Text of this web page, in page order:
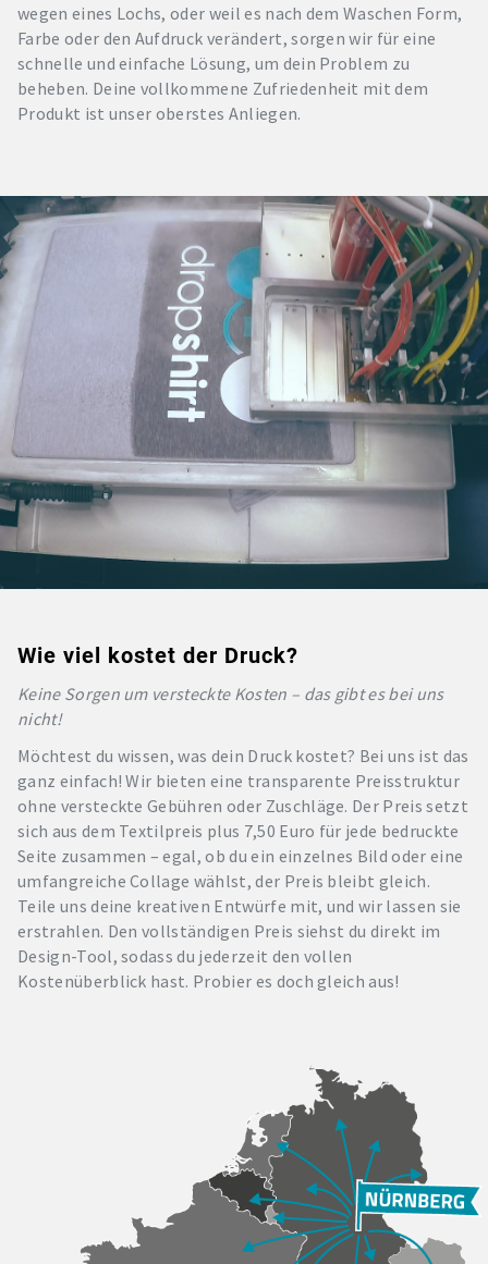
wegen eines Lochs, oder weil es nach dem Waschen Form,
Farbe oder den Aufdruck verändert, sorgen wir für eine
schnelle und einfache Lösung, um dein Problem zu
beheben. Deine vollkommene Zufriedenheit mit dem
Produkt ist unser oberstes Anliegen.
Wie viel kostet der Druck?
Keine Sorgen um versteckte Kosten – das gibt es bei uns
nicht!
Möchtest du wissen, was dein Druck kostet? Bei uns ist das
ganz einfach! Wir bieten eine transparente Preisstruktur
ohne versteckte Gebühren oder Zuschläge. Der Preis setzt
sich aus dem Textilpreis plus 7,50 Euro für jede bedruckte
Seite zusammen – egal, ob du ein einzelnes Bild oder eine
umfangreiche Collage wählst, der Preis bleibt gleich.
Teile uns deine kreativen Entwürfe mit, und wir lassen sie
erstrahlen. Den vollständigen Preis siehst du direkt im
Design-Tool, sodass du jederzeit den vollen
Kostenüberblick hast. Probier es doch gleich aus!